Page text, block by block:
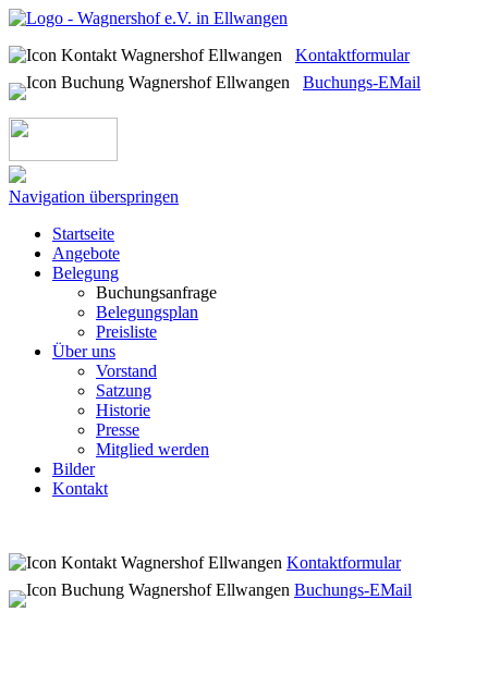
Kontaktformular
Buchungs-EMail
Navigation überspringen
Startseite
Angebote
Belegung
Buchungsanfrage
Belegungsplan
Preisliste
Über uns
Vorstand
Satzung
Historie
Presse
Mitglied werden
Bilder
Kontakt
Kontaktformular
Buchungs-EMail